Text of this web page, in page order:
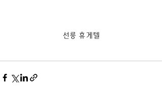
선릉 휴게텔